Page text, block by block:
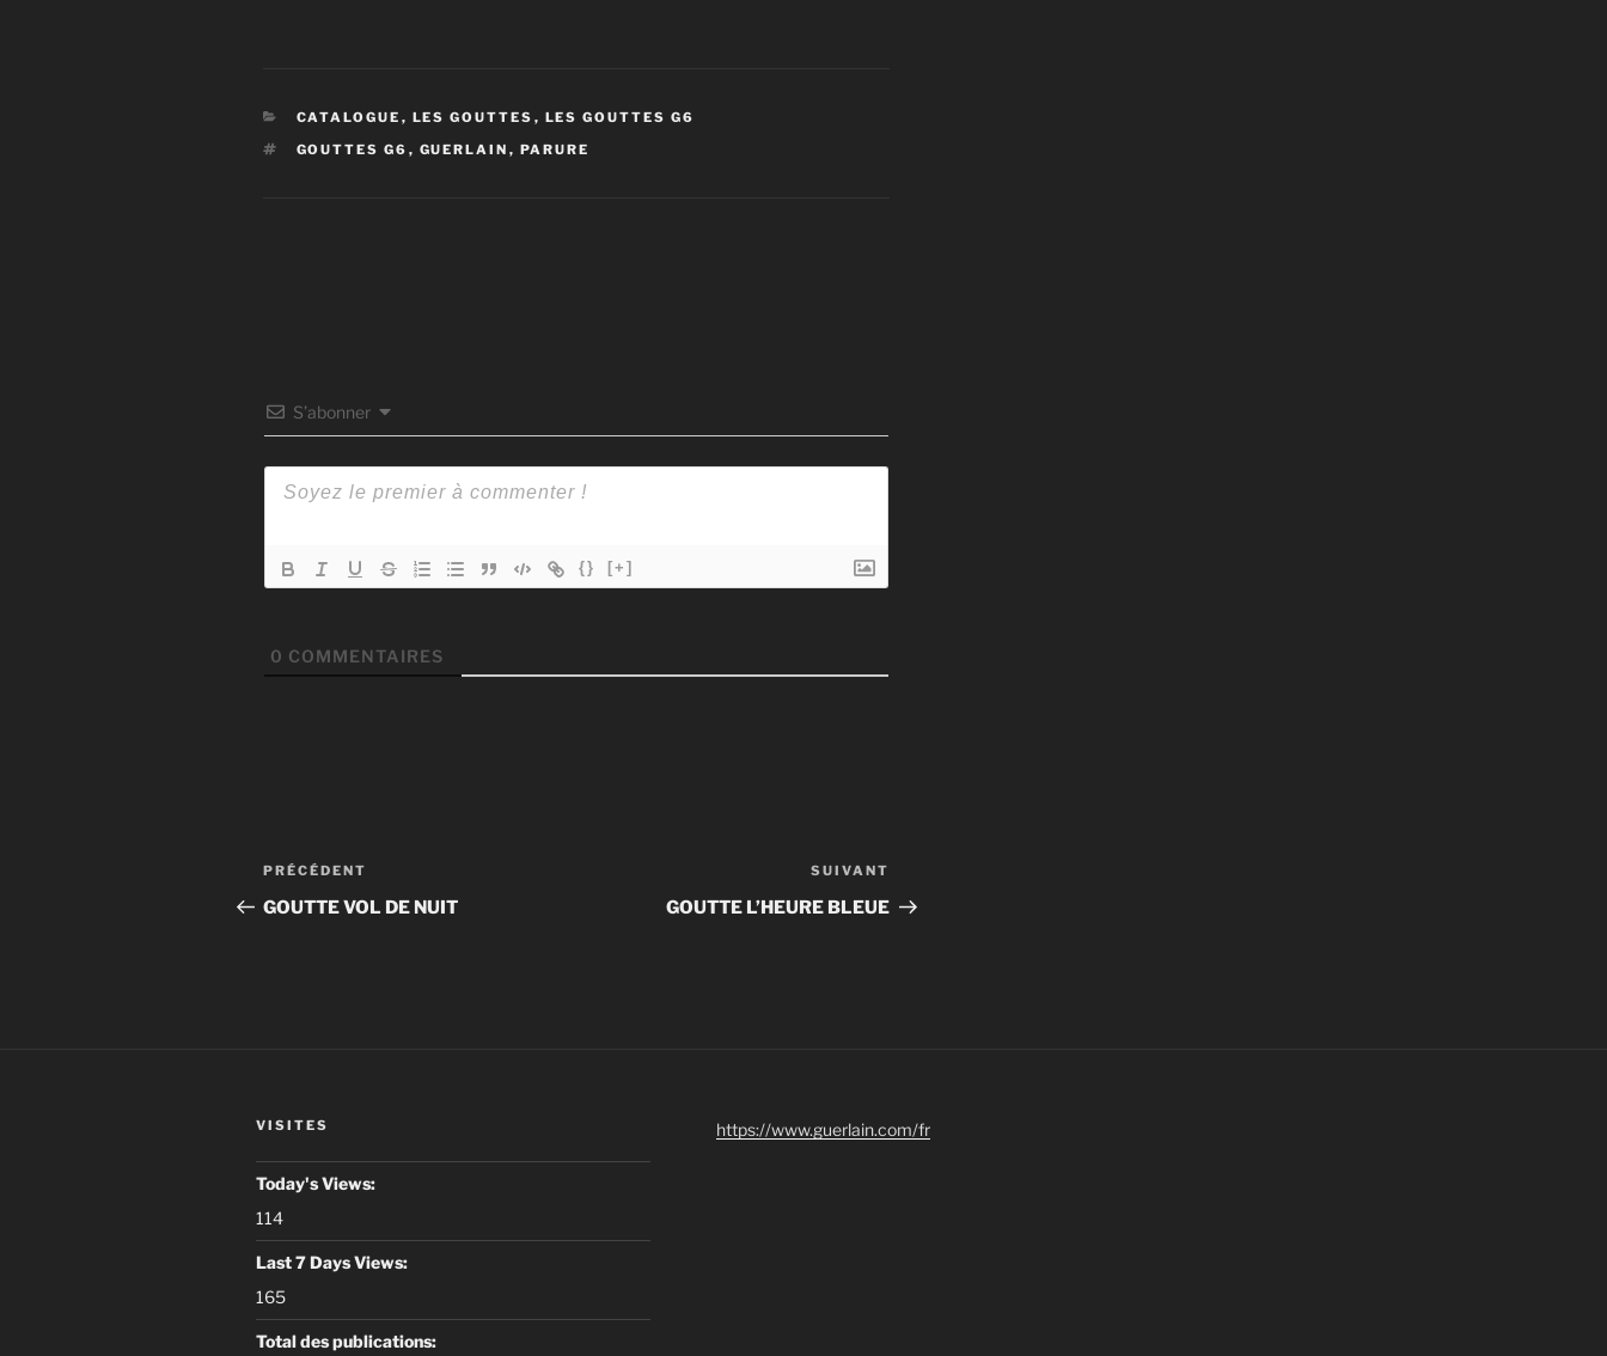
CATÉGORIES
CATALOGUE , LES GOUTTES , LES GOUTTES G6
ÉTIQUETTES
GOUTTES G6 , GUERLAIN , PARURE
S’abonner
{} [+]
0 COMMENTAIRES
Navigation
de
Article
précédent
PRÉCÉDENT
GOUTTE VOL DE NUIT
suivant
SUIVANT
GOUTTE L’HEURE BLEUE
VISITES
Today's Views:
114
Last 7 Days Views:
165
Total des publications:
https://www.guerlain.com/fr